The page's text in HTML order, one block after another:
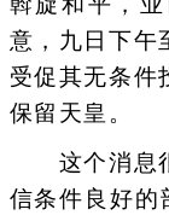
意，九日下午
受促其无条件
保留天皇。
这个消息很
信条件良好的